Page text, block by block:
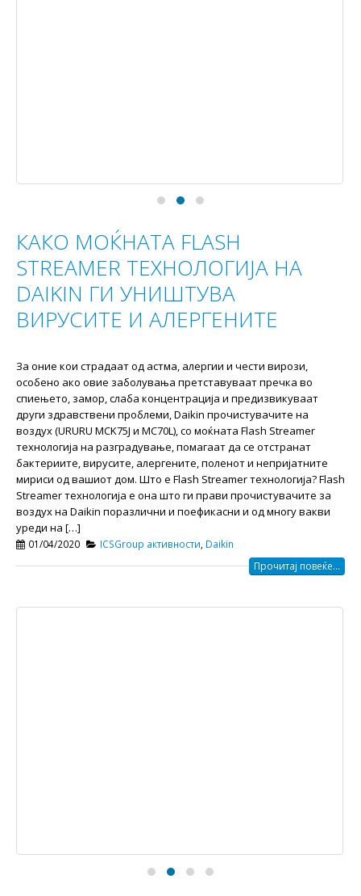
КАКО МОЌНАТА FLASH
STREAMER ТЕХНОЛОГИЈА НА
DAIKIN ГИ УНИШТУВА
ВИРУСИТЕ И АЛЕРГЕНИТЕ
За оние кои страдаат од астма, алергии и чести вирози,
особено ако овие заболувања претставуваат пречка во
спиењето, замор, слаба концентрација и предизвикуваат
други здравствени проблеми, Daikin прочистувачите на
воздух (URURU MCK75J и МС70L), со моќната Flash Streamer
технологија на разградување, помагаат да се отстранат
бактериите, вирусите, алергените, поленот и непријатните
мириси од вашиот дом. Што e Flash Streamer технологија? Flash
Streamer технологија е она што ги прави прочистувачите за
воздух на Daikin поразлични и поефикасни и од многу вакви
уреди на […]
01/04/2020 ICSGroup активности Daikin
Прочитај повеќе...